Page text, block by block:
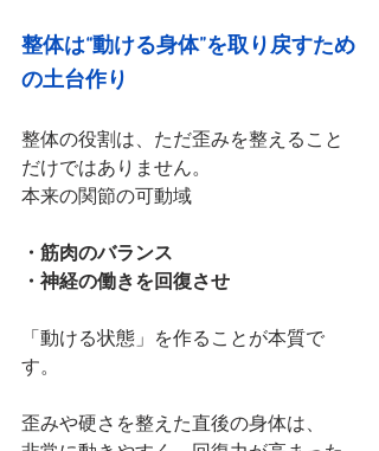
整体は“動ける身体”を取り戻すため
の土台作り
整体の役割は、ただ歪みを整えること
だけではありません。
本来の関節の可動域
・筋肉のバランス
・神経の働きを回復させ
「動ける状態」を作ることが本質で
す。
歪みや硬さを整えた直後の身体は、